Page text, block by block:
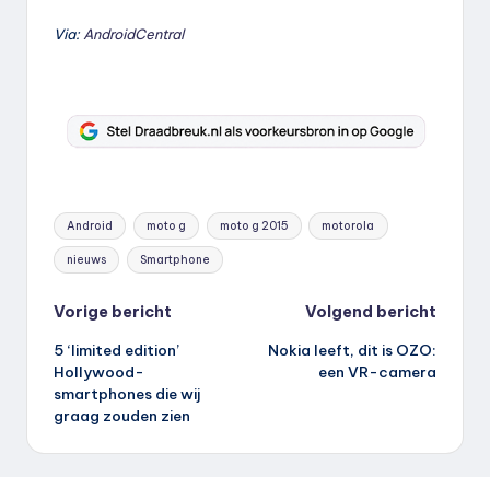
Via:AndroidCentral
Tags:
Android moto g moto g 2015 motorola
nieuws Smartphone
Bericht
navigatie
Vorige bericht
5 ‘limited edition’
Hollywood-
smartphones die wij
graag zouden zien
Volgend bericht
Nokia leeft, dit is OZO:
een VR-camera